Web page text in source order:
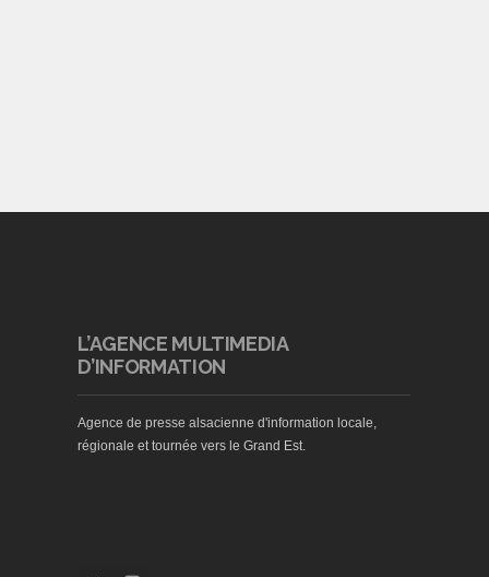
L’AGENCE MULTIMEDIA
D’INFORMATION
Agence de presse alsacienne d'information locale,
régionale et tournée vers le Grand Est.